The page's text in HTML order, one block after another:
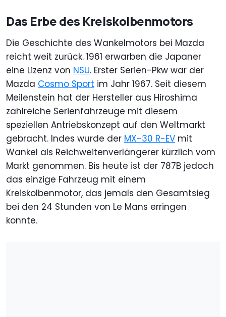
Das Erbe des Kreiskolbenmotors
Die Geschichte des Wankelmotors bei Mazda
reicht weit zurück. 1961 erwarben die Japaner
eine Lizenz von NSU. Erster Serien-Pkw war der
Mazda Cosmo Sport im Jahr 1967. Seit diesem
Meilenstein hat der Hersteller aus Hiroshima
zahlreiche Serienfahrzeuge mit diesem
speziellen Antriebskonzept auf den Weltmarkt
gebracht. Indes wurde der MX-30 R-EV mit
Wankel als Reichweitenverlängerer kürzlich vom
Markt genommen. Bis heute ist der 787B jedoch
das einzige Fahrzeug mit einem
Kreiskolbenmotor, das jemals den Gesamtsieg
bei den 24 Stunden von Le Mans erringen
konnte.